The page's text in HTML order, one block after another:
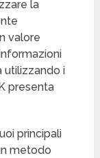
la
valore
utilizzando i
presenta
principali
metodo